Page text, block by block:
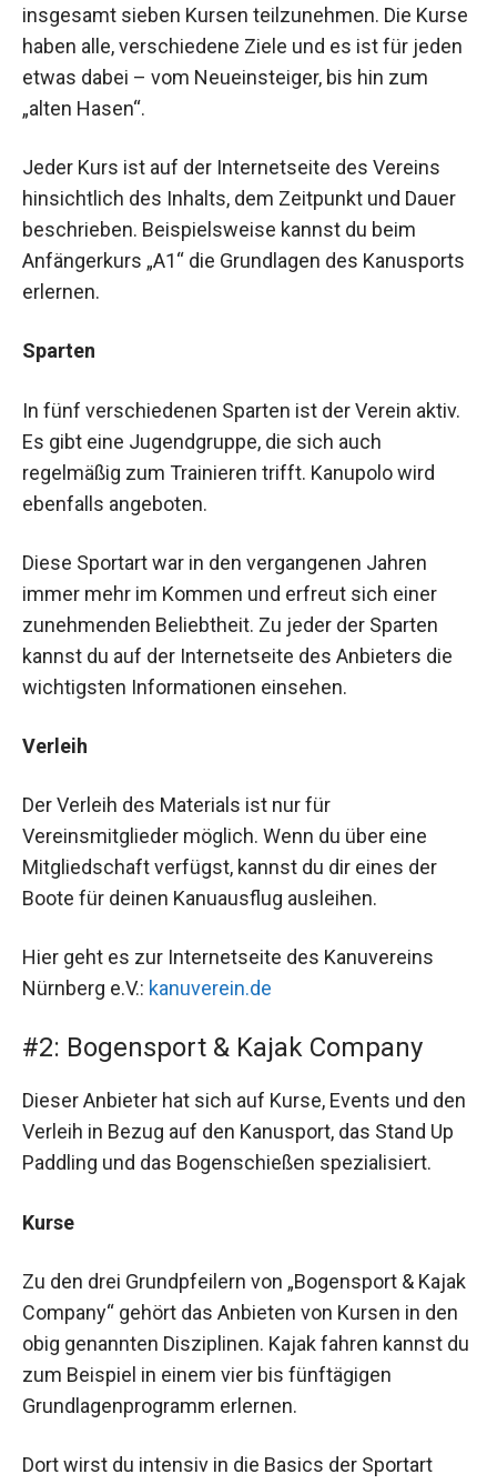
insgesamt sieben Kursen teilzunehmen. Die Kurse
haben alle, verschiedene Ziele und es ist für jeden
etwas dabei – vom Neueinsteiger, bis hin zum
„alten Hasen“.
Jeder Kurs ist auf der Internetseite des Vereins
hinsichtlich des Inhalts, dem Zeitpunkt und Dauer
beschrieben. Beispielsweise kannst du beim
Anfängerkurs „A1“ die Grundlagen des Kanusports
erlernen.
Sparten
In fünf verschiedenen Sparten ist der Verein aktiv.
Es gibt eine Jugendgruppe, die sich auch
regelmäßig zum Trainieren trifft. Kanupolo wird
ebenfalls angeboten.
Diese Sportart war in den vergangenen Jahren
immer mehr im Kommen und erfreut sich einer
zunehmenden Beliebtheit. Zu jeder der Sparten
kannst du auf der Internetseite des Anbieters die
wichtigsten Informationen einsehen.
Verleih
Der Verleih des Materials ist nur für
Vereinsmitglieder möglich. Wenn du über eine
Mitgliedschaft verfügst, kannst du dir eines der
Boote für deinen Kanuausflug ausleihen.
Hier geht es zur Internetseite des Kanuvereins
Nürnberg e.V.: kanuverein.de
#2: Bogensport & Kajak Company
Dieser Anbieter hat sich auf Kurse, Events und den
Verleih in Bezug auf den Kanusport, das Stand Up
Paddling und das Bogenschießen spezialisiert.
Kurse
Zu den drei Grundpfeilern von „Bogensport & Kajak
Company“ gehört das Anbieten von Kursen in den
obig genannten Disziplinen. Kajak fahren kannst du
zum Beispiel in einem vier bis fünftägigen
Grundlagenprogramm erlernen.
Dort wirst du intensiv in die Basics der Sportart